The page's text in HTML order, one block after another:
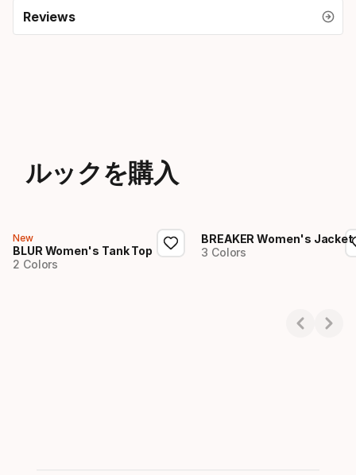
Reviews
ルックを購入
New
BLUR Women's Tank Top
2 Colors
BREAKER Women's Jacket
3 Colors